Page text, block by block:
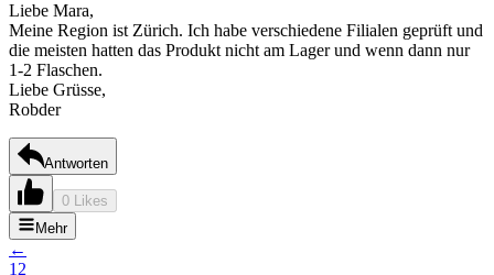
Liebe Mara,
Meine Region ist Zürich. Ich habe verschiedene Filialen geprüft und
die meisten hatten das Produkt nicht am Lager und wenn dann nur
1-2 Flaschen.
Liebe Grüsse,
Robder
Antworten
0 Likes
Mehr
←
12